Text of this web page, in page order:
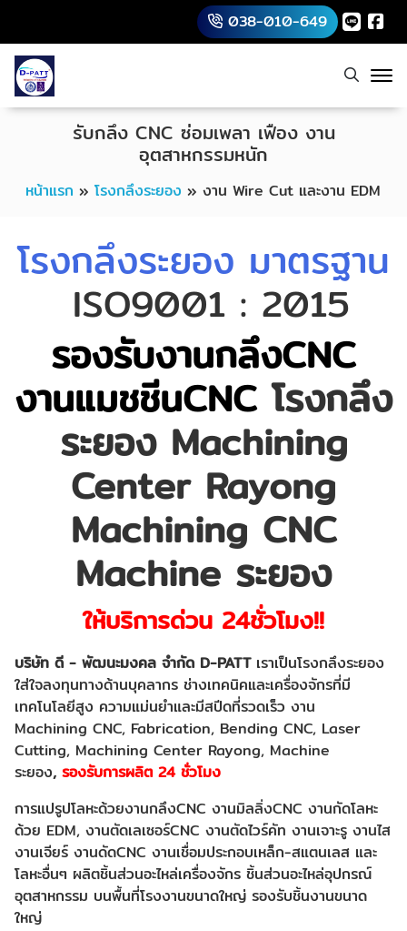
038-010-649
หน้าแรก » โรงกลึงระยอง » งาน Wire Cut และงาน EDM
รับกลึง CNC ซ่อมเพลา เฟือง งาน
อุตสาหกรรมหนัก
โรงกลึงระยอง มาตรฐาน
ISO9001 : 2015
รองรับงานกลึงCNC
งานแมชชีนCNCโรงกลึง
ระยอง Machining
Center Rayong
Machining CNC
Machine ระยอง
ให้บริการด่วน 24ชั่วโมง!!
บริษัท ดี - พัฒนะมงคล จำกัด D-PATTเราเป็นโรงกลึงระยอง
ใส่ใจลงทุนทางด้านบุคลากร ช่างเทคนิคและเครื่องจักรที่มี
เทคโนโลยีสูง ความแม่นยำและมีสปีดที่รวดเร็ว งาน
Machining CNC, Fabrication, Bending CNC, Laser
Cutting, Machining Center Rayong, Machine
ระยอง, รองรับการผลิต 24 ชั่วโมง
การแปรูปโลหะด้วยงานกลึงCNC งานมิลลิ่งCNC งานกัดโลหะ
ด้วย EDM, งานตัดเลเซอร์CNC งานตัดไวร์คัท งานเจาะรู งานไส
งานเจียร์ งานดัดCNC งานเชื่อมประกอบเหล็ก-สแตนเลส และ
โลหะอื่นๆ ผลิตชิ้นส่วนอะไหล่เครื่องจักร ชิ้นส่วนอะไหล่อุปกรณ์
อุตสาหกรรม บนพื้นที่โรงงานขนาดใหญ่ รองรับชิ้นงานขนาด
ใหญ่